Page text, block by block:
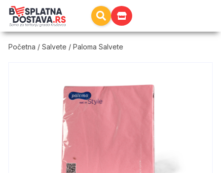
Početna /Salvete / Paloma Salvete